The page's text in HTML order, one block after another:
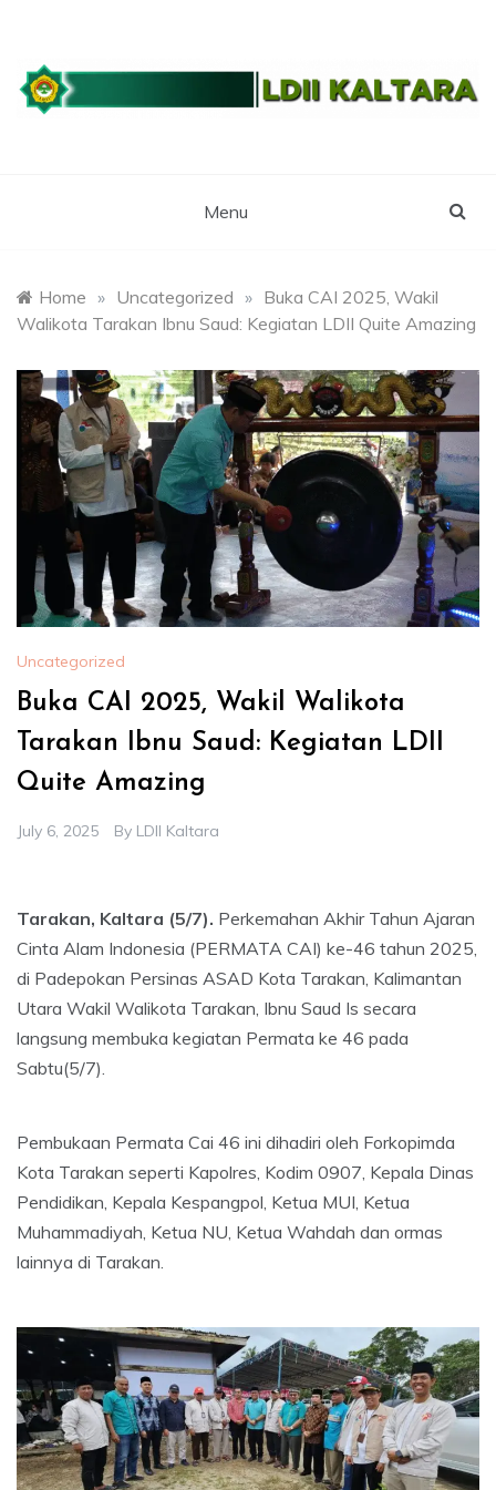
content
KALIMANTAN
UTARA
Menu
Home » Uncategorized » Buka CAI 2025, Wakil
Walikota Tarakan Ibnu Saud: Kegiatan LDII Quite Amazing
Uncategorized
Buka CAI 2025, Wakil Walikota
Tarakan Ibnu Saud: Kegiatan LDII
Quite Amazing
July 6, 2025 By LDII Kaltara
Tarakan, Kaltara (5/7). Perkemahan Akhir Tahun Ajaran
Cinta Alam Indonesia (PERMATA CAI) ke-46 tahun 2025,
di Padepokan Persinas ASAD Kota Tarakan, Kalimantan
Utara Wakil Walikota Tarakan, Ibnu Saud Is secara
langsung membuka kegiatan Permata ke 46 pada
Sabtu(5/7).
Pembukaan Permata Cai 46 ini dihadiri oleh Forkopimda
Kota Tarakan seperti Kapolres, Kodim 0907, Kepala Dinas
Pendidikan, Kepala Kespangpol, Ketua MUI, Ketua
Muhammadiyah, Ketua NU, Ketua Wahdah dan ormas
lainnya di Tarakan.